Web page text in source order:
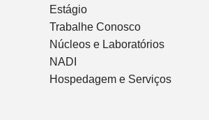
Estágio
Trabalhe Conosco
Núcleos e Laboratórios
NADI
Hospedagem e Serviços